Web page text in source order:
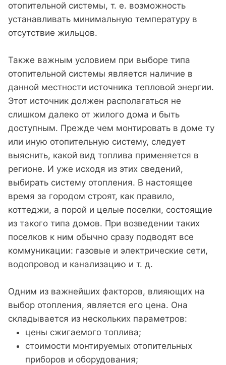
отопительной системы, т. е. возможность
устанавливать минимальную температуру в
отсутствие жильцов.
Также важным условием при выборе типа
отопительной системы является наличие в
данной местности источника тепловой энергии.
Этот источник должен располагаться не
слишком далеко от жилого дома и быть
доступным. Прежде чем монтировать в доме ту
или иную отопительную систему, следует
выяснить, какой вид топлива применяется в
регионе. И уже исходя из этих сведений,
выбирать систему отопления. В настоящее
время за городом строят, как правило,
коттеджи, а порой и целые поселки, состоящие
из такого типа домов. При возведении таких
поселков к ним обычно сразу подводят все
коммуникации: газовые и электрические сети,
водопровод и канализацию и т. д.
Одним из важнейших факторов, влияющих на
выбор отопления, является его цена. Она
складывается из нескольких параметров:
цены сжигаемого топлива;
стоимости монтируемых отопительных
приборов и оборудования;